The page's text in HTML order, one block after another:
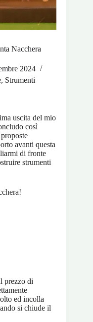
Nacchera
2024
, Strumenti
uscita del mio
così
avanti questa
di fronte
strumenti
prezzo di
ed incolla
si chiude il